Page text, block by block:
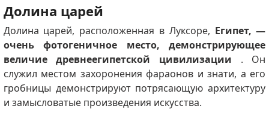
Долина царей
Долина царей, расположенная в Луксоре, Египет, —
очень фотогеничное место, демонстрирующее
величие древнеегипетской цивилизации . Он
служил местом захоронения фараонов и знати, а его
гробницы демонстрируют потрясающую архитектуру
и замысловатые произведения искусства.